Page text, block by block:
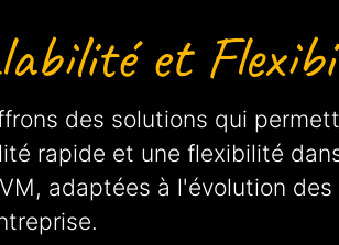
et
des solutions qui
rapide et une flexibilité
adaptées à l'évolution des